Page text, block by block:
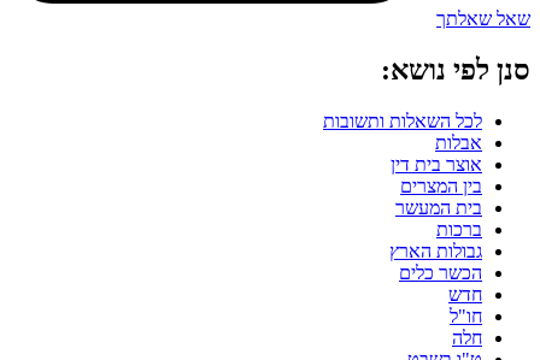
שאל שאלתך
סנן לפי נושא:
לכל השאלות ותשובות
אבלות
אוצר בית דין
בין המצרים
בית המעשר
ברכות
גבולות הארץ
הכשר כלים
חדש
חו"ל
חלה